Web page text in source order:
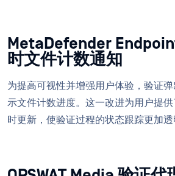
MetaDefender
时文件计数通知
为提高可视性并增强用户体验，验证
示文件计数进度。这一改进为用户提
时更新，使验证过程的状态跟踪更加透